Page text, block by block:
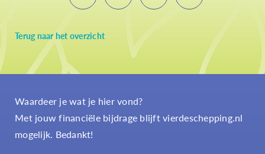
Terug naar het overzicht
Waardeer je wat je hier vond?
Met jouw financiële bijdrage blijft vierdeschepping.nl
mogelijk. Bedankt!